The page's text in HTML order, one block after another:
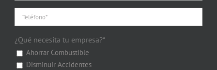
¿Qué necesita tu empresa?*
Ahorrar Combustible
Disminuir Accidentes